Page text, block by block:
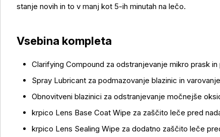
stanje novih in to v manj kot 5-ih minutah na lečo.
Vsebina kompleta
Clarifying Compound za odstranjevanje mikro prask in
Spray Lubricant za podmazovanje blazinic in
Obnovitveni blazinici za odstranjevanje močnejše
krpico Lens Base Coat Wipe za zaščito leče pred
krpico Lens Sealing Wipe za dodatno zaščito leče